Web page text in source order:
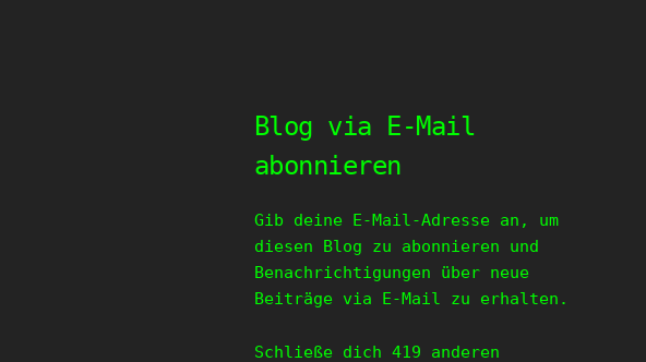
Blog via E-Mail
abonnieren
Gib deine E-Mail-Adresse an, um
diesen Blog zu abonnieren und
Benachrichtigungen über neue
Beiträge via E-Mail zu erhalten.
Schließe dich 419 anderen